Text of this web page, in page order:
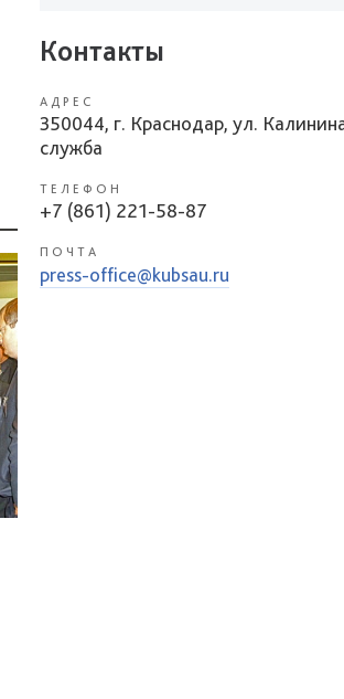
Контакты
АДРЕС
350044, г. Краснодар, ул.
служба
ТЕЛЕФОН
+7 (861) 221-58-87
ПОЧТА
press-office@kubsau.ru